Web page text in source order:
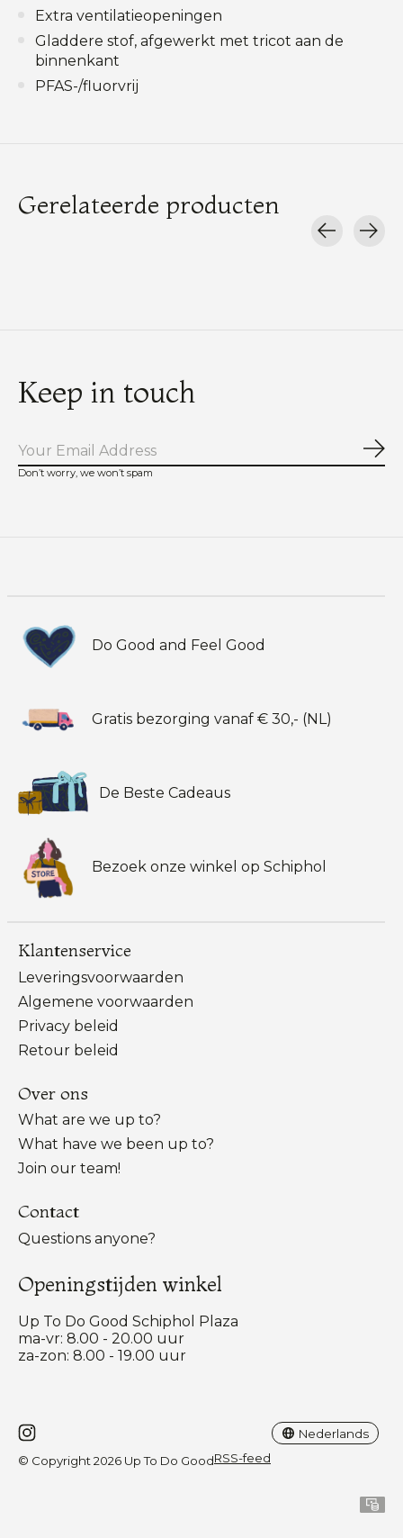
Extra ventilatieopeningen
Gladdere stof, afgewerkt met tricot aan de
binnenkant
PFAS-/fluorvrij
Gerelateerde producten
Keep in touch
Don’t worry, we won’t spam
Do Good and Feel Good
Gratis bezorging vanaf € 30,- (NL)
De Beste Cadeaus
Bezoek onze winkel op Schiphol
Klantenservice
Leveringsvoorwaarden
Algemene voorwaarden
Privacy beleid
Retour beleid
Over ons
What are we up to?
What have we been up to?
Join our team!
Contact
Questions anyone?
Openingstijden winkel
Up To Do Good Schiphol Plaza
ma-vr: 8.00 - 20.00 uur
za-zon: 8.00 - 19.00 uur
© Copyright 2026 Up To Do GoodRSS-feed
Nederlands